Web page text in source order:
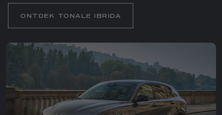
ONTDEK TONALE IBRIDA